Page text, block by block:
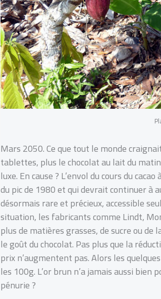
Mars 2050. Ce que tout le monde
tablettes, plus le chocolat au lait du
luxe. En cause ? L’envol du cours du
du pic de 1980 et qui devrait continuer à
désormais rare et précieux, accessible
situation, les fabricants comme Lindt,
plus de matières grasses, de sucre ou de
le goût du chocolat. Pas plus que la
prix n’augmentent pas. Alors les
les 100g. L’or brun n’a jamais aussi
pénurie ?